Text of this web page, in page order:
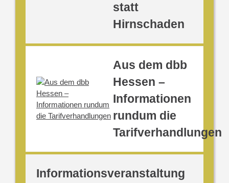
statt
Hirnschaden
Aus dem dbb
Hessen –
Informationen
rundum die
Tarifverhandlungen
Informationsveranstaltung